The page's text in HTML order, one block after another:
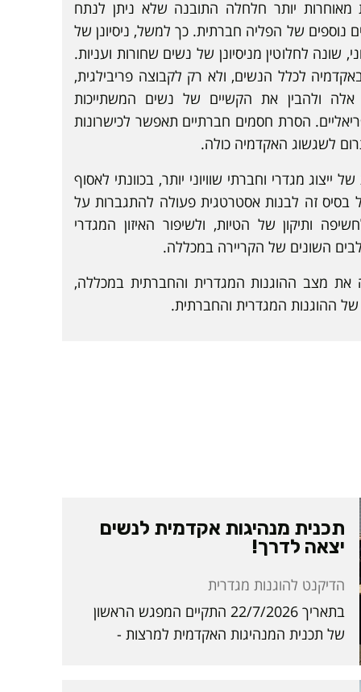
מאוחרות יותר חלחלה התובנה שלא ניתן לנתח
נוספים של הפליה חברתית. כך למשל, ניסיונן של
שונה לחלוטין מניסיונן של נשים שחורות ועניות.
לכלל הנשים, ולא רק לקבוצה פריבילגית,
אלה ולהבין את הקשיים של נשים המשתייכות
הסרת חסמים חברתיים תאפשר לכישרונות
לשגשוג האקדמיה כולה.
ייצוג מגדרי וחברתי שוויוני יותר, בכוונתי לאסוף
בסיס זה לבנות אסטרטגית פעולה להתגברות על
ותיקון של הטיות, ולשיפור האיזון המגדרי
השונים של הקריירה במכללה.
את מצב ההוגנות המגדרית והחברתית במכללה,
ההוגנות המגדרית והחברתית.
תכנית מנהיגות אקדמית לנשים
יצאה לדרך!
29.07.26
הדיקנט להוגנות מגדרית
בתאריך 22/7/2026 התקיים המפגש הראשון
של תכנית המנהיגות האקדמית למרצות -